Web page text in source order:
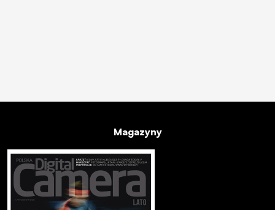
Magazyny